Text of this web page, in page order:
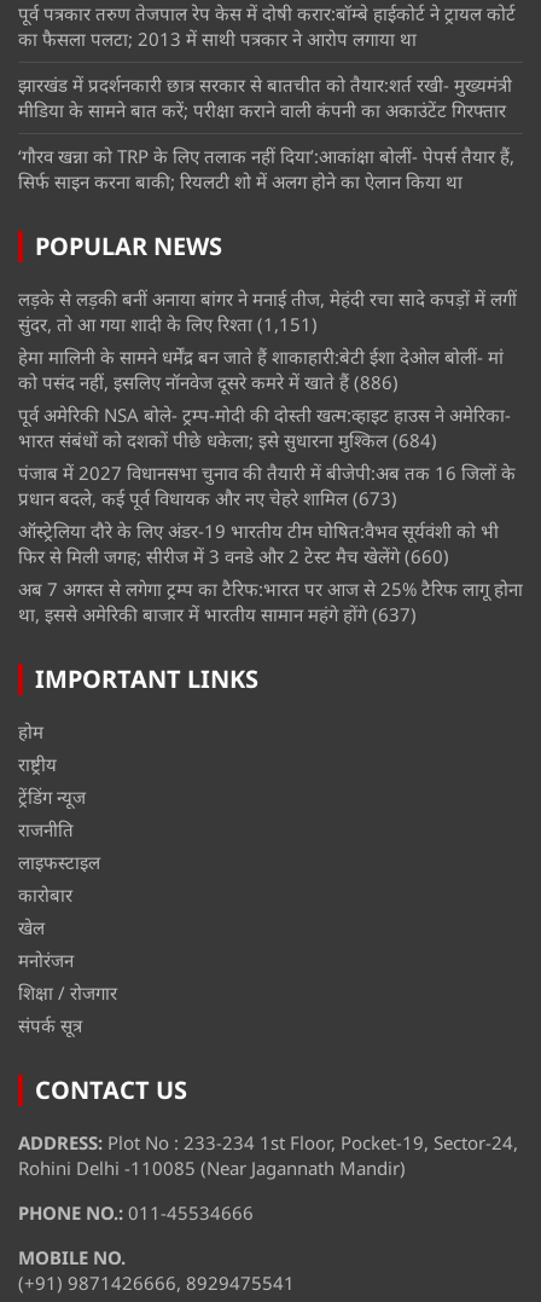
पूर्व पत्रकार तरुण तेजपाल रेप केस में दोषी करार:बॉम्बे हाईकोर्ट ने ट्रायल कोर्ट
का फैसला पलटा; 2013 में साथी पत्रकार ने आरोप लगाया था
झारखंड में प्रदर्शनकारी छात्र सरकार से बातचीत को तैयार:शर्त रखी- मुख्यमंत्री
मीडिया के सामने बात करें; परीक्षा कराने वाली कंपनी का अकाउंटेंट गिरफ्तार
‘गौरव खन्ना को TRP के लिए तलाक नहीं दिया’:आकांक्षा बोलीं- पेपर्स तैयार हैं,
सिर्फ साइन करना बाकी; रियलटी शो में अलग होने का ऐलान किया था
POPULAR NEWS
लड़के से लड़की बनीं अनाया बांगर ने मनाई तीज, मेहंदी रचा सादे कपड़ों में लगीं
सुंदर, तो आ गया शादी के लिए रिश्ता (1,151)
हेमा मालिनी के सामने धर्मेंद्र बन जाते हैं शाकाहारी:बेटी ईशा देओल बोलीं- मां
को पसंद नहीं, इसलिए नॉनवेज दूसरे कमरे में खाते हैं (886)
पूर्व अमेरिकी NSA बोले- ट्रम्प-मोदी की दोस्ती खत्म:व्हाइट हाउस ने अमेरिका-
भारत संबंधों को दशकों पीछे धकेला; इसे सुधारना मुश्किल (684)
पंजाब में 2027 विधानसभा चुनाव की तैयारी में बीजेपी:अब तक 16 जिलों के
प्रधान बदले, कई पूर्व विधायक और नए चेहरे शामिल (673)
ऑस्ट्रेलिया दौरे के लिए अंडर-19 भारतीय टीम घोषित:वैभव सूर्यवंशी को भी
फिर से मिली जगह; सीरीज में 3 वनडे और 2 टेस्ट मैच खेलेंगे (660)
अब 7 अगस्त से लगेगा ट्रम्प का टैरिफ:भारत पर आज से 25% टैरिफ लागू होना
था, इससे अमेरिकी बाजार में भारतीय सामान महंगे होंगे (637)
IMPORTANT LINKS
होम
राष्ट्रीय
ट्रेंडिंग न्यूज
राजनीति
लाइफस्टाइल
कारोबार
खेल
मनोरंजन
शिक्षा / रोजगार
संपर्क सूत्र
CONTACT US
ADDRESS: Plot No : 233-234 1st Floor, Pocket-19, Sector-24,
Rohini Delhi -110085 (Near Jagannath Mandir)
PHONE NO.: 011-45534666
MOBILE NO.
(+91) 9871426666, 8929475541